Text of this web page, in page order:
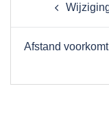
Afstand